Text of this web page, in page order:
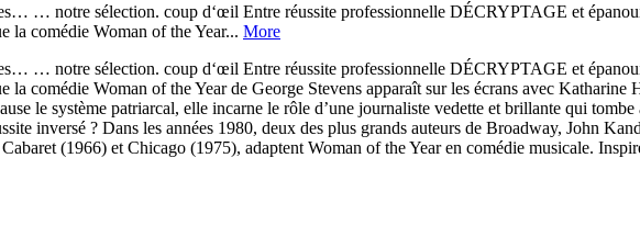
… notre sélection. coup d‘œil Entre réussite professionnelle DÉCRYPTAGE et
comédie Woman of the Year... More
… notre sélection. coup d‘œil Entre réussite professionnelle DÉCRYPTAGE et
comédie Woman of the Year de George Stevens apparaît sur les écrans avec
le système patriarcal, elle incarne le rôle d’une journaliste vedette et brillante qui
inversé ? Dans les années 1980, deux des plus grands auteurs de Broadway, John
(1966) et Chicago (1975), adaptent Woman of the Year en comédie musicale.